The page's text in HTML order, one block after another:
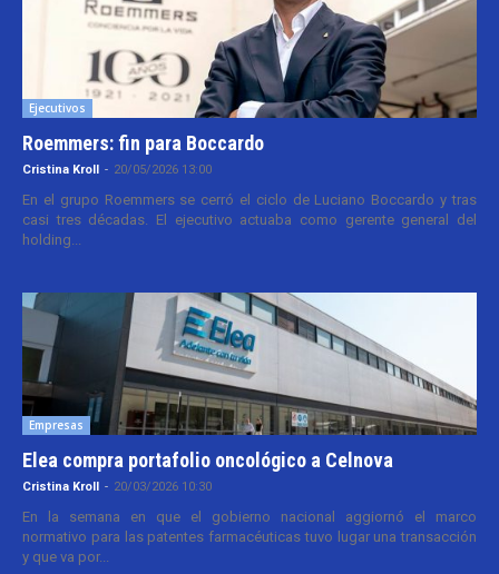
Ejecutivos
Roemmers: fin para Boccardo
Cristina Kroll - 20/05/2026 13:00
En el grupo Roemmers se cerró el ciclo de Luciano Boccardo y tras
casi tres décadas. El ejecutivo actuaba como gerente general del
holding...
Empresas
Elea compra portafolio oncológico a Celnova
Cristina Kroll - 20/03/2026 10:30
En la semana en que el gobierno nacional aggiornó el marco
normativo para las patentes farmacéuticas tuvo lugar una transacción
y que va por...